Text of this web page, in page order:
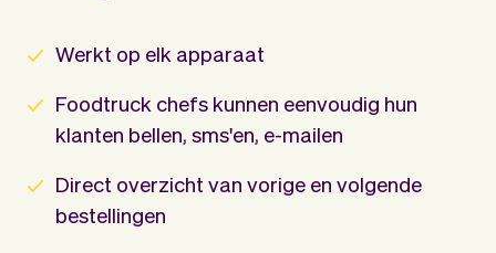
Werkt op elk apparaat
Foodtruck chefs kunnen eenvoudig hun
klanten bellen, sms'en, e-mailen
Direct overzicht van vorige en volgende
bestellingen